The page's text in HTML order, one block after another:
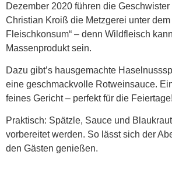
Dezember 2020 führen die
Christian Kroiß die Metzgerei unter dem
Fleischkonsum“ – denn Wildfleisch
Massenprodukt sein.
Dazu gibt’s hausgemachte
eine geschmackvolle Rotweinsauce.
feines Gericht – perfekt für die Feiertage!
Praktisch: Spätzle, Sauce und
vorbereitet werden. So lässt sich der
den Gästen genießen.